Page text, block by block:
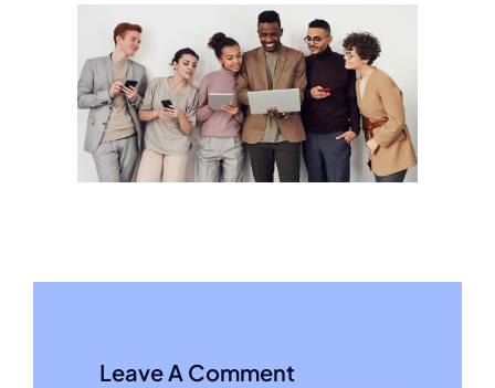
Leave A Comment